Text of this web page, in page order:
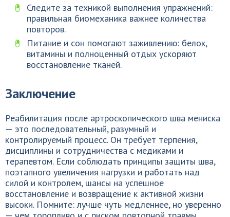
Следите за техникой выполнения упражнений:
правильная биомеханика важнее количества
повторов.
Питание и сон помогают заживлению: белок,
витамины и полноценный отдых ускоряют
восстановление тканей.
Заключение
Реабилитация после артроскопического шва мениска
— это последовательный, разумный и
контролируемый процесс. Он требует терпения,
дисциплины и сотрудничества с медиками и
терапевтом. Если соблюдать принципы защиты шва,
поэтапного увеличения нагрузки и работать над
силой и контролем, шансы на успешное
восстановление и возвращение к активной жизни
высоки. Помните: лучше чуть медленнее, но уверенно